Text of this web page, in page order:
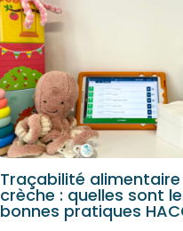
Traçabilité alimentaire
crèche : quelles sont
bonnes pratiques